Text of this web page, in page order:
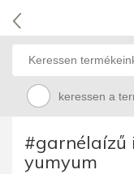
keressen a
#garnélaízű
yumyum